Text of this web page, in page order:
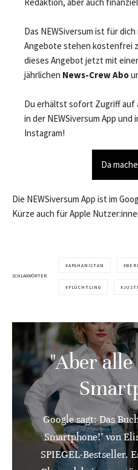
Das NEWSiversum ist für
Angebote stehen kostenfrei
dieses Angebot jetzt mit
jährlichen News-Crew Abo
Du erhältst sofort Zugriff auf
in der NEWSiversum App und
Instagram!
Da
Die NEWSiversum App ist im
Kürze auch für Apple
SCHLAGWÖRTER
AFGHANISTAN
FLÜCHTLING
"Aber
Google sagt: Das
Smartphone!" von
SPIEGEL-Bestseller.